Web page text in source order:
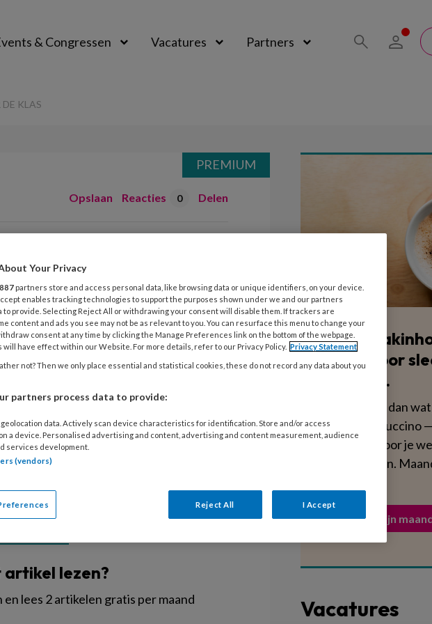
& Congressen Vacatures Partners
KLAS
Opslaan Reacties 0 Delen
voor de klas
2Samen en het
samen. Tijdens de lockdown van
sprongen de pedagogisch
om scholen te helpen. Daarnaast
en de PC Hooftschool
kinderopvang en onderwijs. Een
2Torentjes begint in februari
lezen?
lees 2 artikelen gratis per maand
PREMIUM
Blijf
scherp voor
per week.
Dat is minder dan
aan een cappuccino
voedzamer voor je
verplichtingen.
Activeer mijn
Vacatures
Your Privacy
887 partners store and access personal data, like browsing data or unique identifiers, on your device.
enables tracking technologies to support the purposes shown under we and our partners
to provide. Selecting Reject All or withdrawing your consent will disable them. If trackers are
content and ads you see may not be as relevant to you. You can resurface this menu to change your
consent at any time by clicking the Manage Preferences link on the bottom of the webpage.
will have effect within our Website. For more details, refer to our Privacy Policy. Privacy Statement
not? Then we only place essential and statistical cookies, these do not record any data about you
partners process data to provide:
data. Actively scan device characteristics for identification. Store and/or access
a device. Personalised advertising and content, advertising and content measurement, audience
services development.
(vendors)
Reject All I Accept